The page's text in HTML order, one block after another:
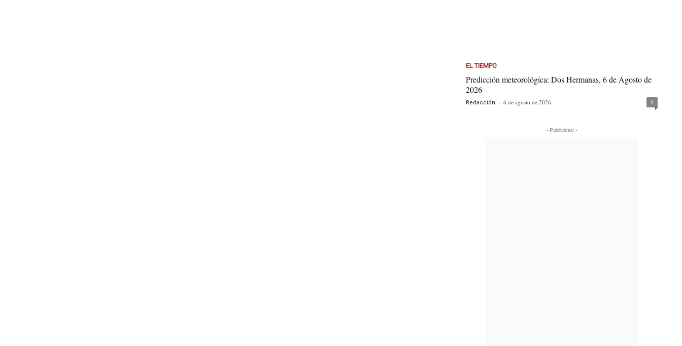
EL TIEMPO
Predicción meteorológica: Dos Hermanas, 6 de Agosto de
2026
Redacción - 6 de agosto de 2026 0
- Publicidad -